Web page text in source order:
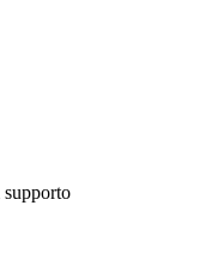
supporto